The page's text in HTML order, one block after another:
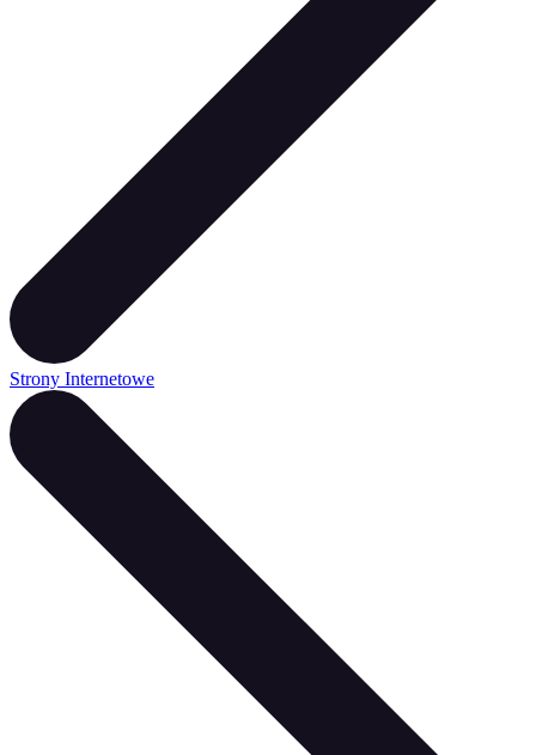
Strony Internetowe